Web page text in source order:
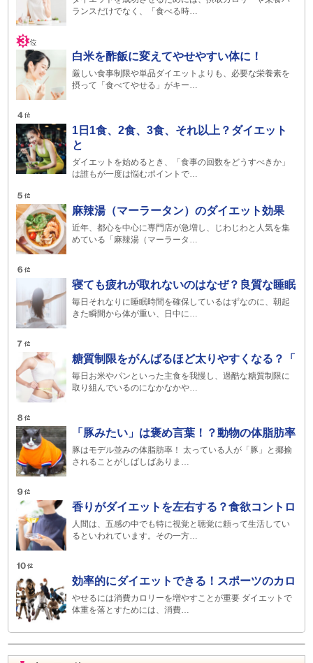
ランスだけでなく、「食べる時…
白米を酢飯に変えてやせやすい体に！
厳しい食事制限や単品ダイエットよりも、必要な栄養素を
摂って「食べてやせる」がキー…
1日1食、2食、3食、それ以上？ダイエット
と
ダイエットを始めるとき、「食事の回数をどうすべきか」
は誰もが一度は悩むポイントで…
麻辣湯（マーラータン）のダイエット効果
近年、都心を中心に専門店が急増し、じわじわと人気を集
めている「麻辣湯（マーラータ…
寝ても疲れが取れないのはなぜ？良質な睡眠
毎日それなりに睡眠時間を確保しているはずなのに、朝起
きた瞬間から体が重い、日中に…
糖質制限をがんばるほど太りやすくなる？「
毎日お米やパンといった主食を我慢し、過酷な糖質制限に
取り組んでいるのになかなかや…
「豚みたい」は褒め言葉！？動物の体脂肪率
豚はモデル並みの体脂肪率！ 太っている人が「豚」と揶揄
されることがしばしばありま…
香りがダイエットを左右する？食欲コントロ
人間は、五感の中でも特に視覚と聴覚に頼って生活してい
るといわれています。その一方…
効率的にダイエットできる！スポーツのカロ
やせるには消費カロリーを増やすことが重要 ダイエットで
体重を落とすためには、消費…